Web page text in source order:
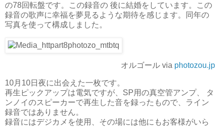
の78回転盤です。この録音の 後に結婚をしています。この
録音の歌声に幸福を夢見るような期待を感じます。同年の
写真を使って構成しました。
オルゴール via photozou.jp
10月10日夜に出会えた一枚です。
再生ピックアップは電気ですが、SP用の真空管アンプ、 タ
ンノイのスピーカーで再生した音を録ったもので、ライン
録音ではありません。
録音にはデジカメを使用、その場には他にもお客様がいら